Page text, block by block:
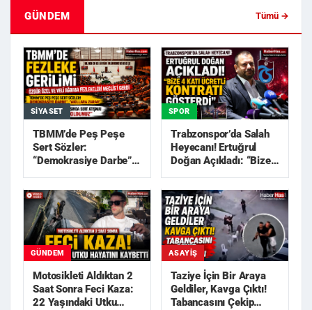
GÜNDEM Tümü →
SIYASET
TBMM’de Peş Peşe
Sert Sözler:
“Demokrasiye Darbe”,
SPOR
Trabzonspor’da Salah
Heyecanı! Ertuğrul
Doğan Açıkladı: “Bize
GÜNDEM
Motosikleti Aldıktan 2
Saat Sonra Feci Kaza:
22 Yaşındaki Utku
ASAYIŞ
Taziye İçin Bir Araya
Geldiler, Kavga Çıktı!
Tabancasını Çekip